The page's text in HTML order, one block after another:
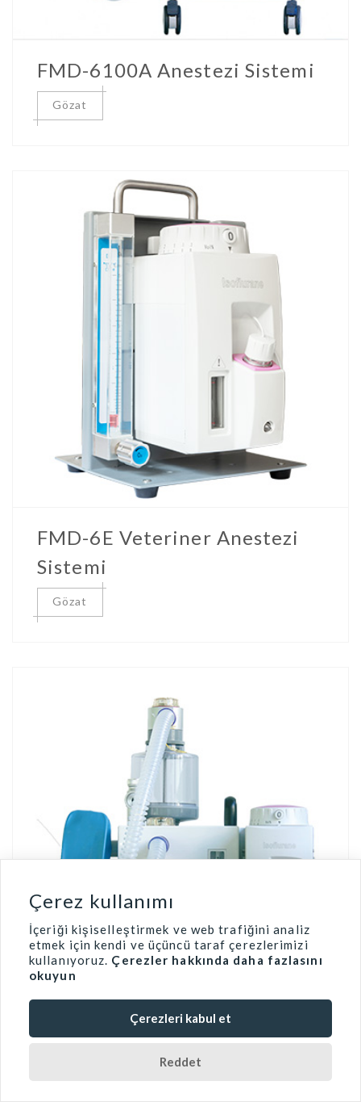
FMD-6100A Anestezi Sistemi
Gözat
FMD-6E Veteriner Anestezi
Sistemi
Gözat
FMD-6D Veteriner Anestezi
Çerez kullanımı
İçeriği kişiselleştirmek ve web trafiğini analiz
etmek için kendi ve üçüncü taraf çerezlerimizi
kullanıyoruz. Çerezler hakkında daha fazlasını
okuyun
Çerezleri kabul et
Reddet